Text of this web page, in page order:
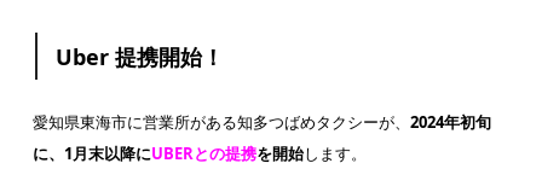
Uber 提携開始！
愛知県東海市に営業所がある知多つばめタクシーが、2024年初旬
に、1月末以降にUBERとの提携を開始します。